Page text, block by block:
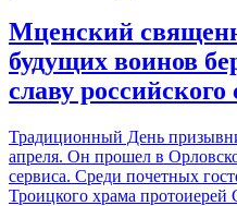
Мценский
будущих воинов
славу российского
Традиционный День
апреля. Он прошел в
сервиса. Среди почетных
Троицкого храма